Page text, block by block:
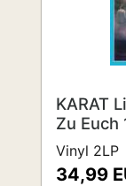
KARAT
Zu Euch
Vinyl 2LP
34,99